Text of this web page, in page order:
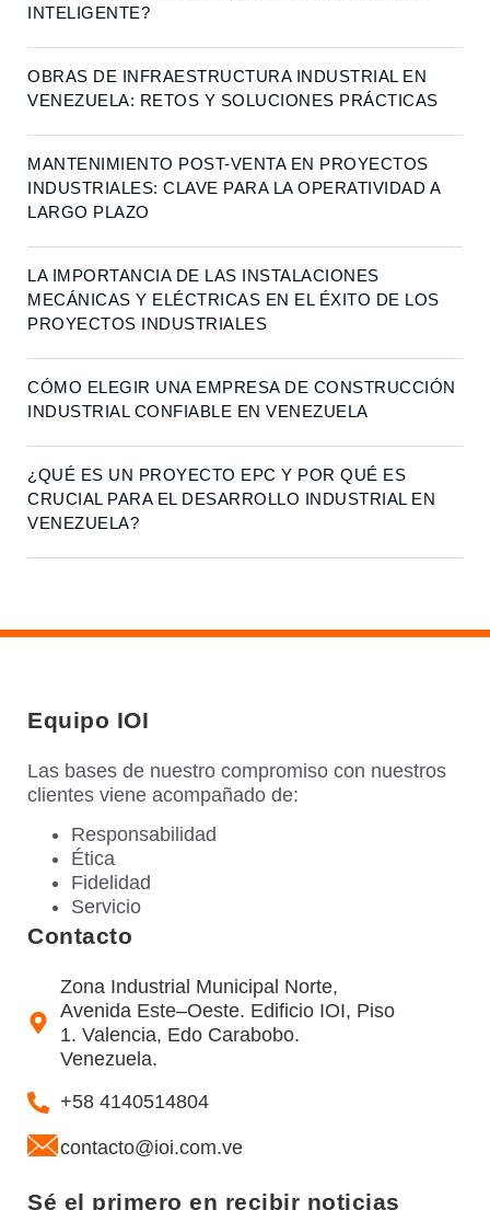
INTELIGENTE?
OBRAS DE INFRAESTRUCTURA INDUSTRIAL EN
VENEZUELA: RETOS Y SOLUCIONES PRÁCTICAS
MANTENIMIENTO POST-VENTA EN PROYECTOS
INDUSTRIALES: CLAVE PARA LA OPERATIVIDAD A
LARGO PLAZO
LA IMPORTANCIA DE LAS INSTALACIONES
MECÁNICAS Y ELÉCTRICAS EN EL ÉXITO DE LOS
PROYECTOS INDUSTRIALES
CÓMO ELEGIR UNA EMPRESA DE CONSTRUCCIÓN
INDUSTRIAL CONFIABLE EN VENEZUELA
¿QUÉ ES UN PROYECTO EPC Y POR QUÉ ES
CRUCIAL PARA EL DESARROLLO INDUSTRIAL EN
VENEZUELA?
Equipo IOI
Las bases de nuestro compromiso con nuestros
clientes viene acompañado de:
Responsabilidad
Ética
Fidelidad
Servicio
Contacto
Zona Industrial Municipal Norte,
Avenida Este–Oeste. Edificio IOI, Piso
1. Valencia, Edo Carabobo.
Venezuela.
+58 4140514804
contacto@ioi.com.ve
Sé el primero en recibir noticias